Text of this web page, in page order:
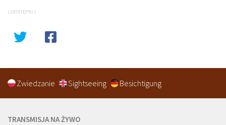
UDOSTĘPNIJ
Zwiedzanie Sightseeing Besichtigung
TRANSMISJA NA ŻYWO